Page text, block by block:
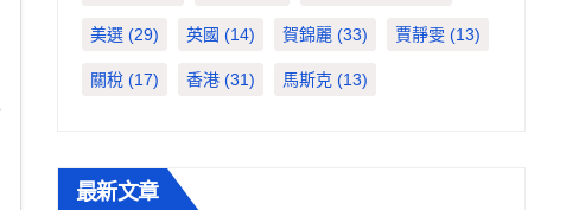
美選 (29) 英國 (14) 賀錦麗 (33) 賈靜雯 (13)
關稅 (17) 香港 (31) 馬斯克 (13)
最新文章